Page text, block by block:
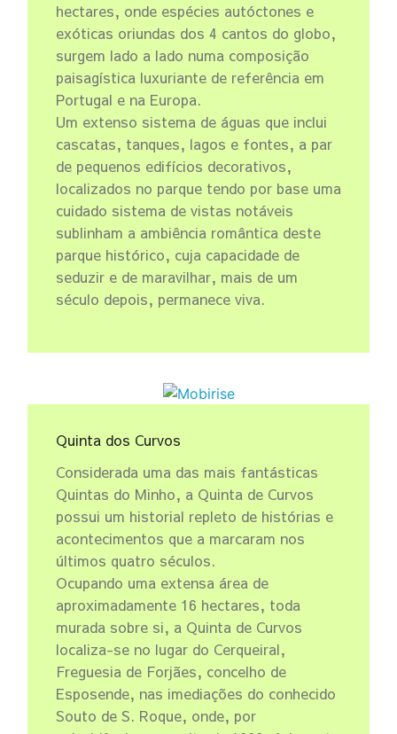
hectares, onde espécies autóctones e
exóticas oriundas dos 4 cantos do globo,
surgem lado a lado numa composição
paisagística luxuriante de referência em
Portugal e na Europa.
Um extenso sistema de águas que inclui
cascatas, tanques, lagos e fontes, a par
de pequenos edifícios decorativos,
localizados no parque tendo por base uma
cuidado sistema de vistas notáveis
sublinham a ambiência romântica deste
parque histórico, cuja capacidade de
seduzir e de maravilhar, mais de um
século depois, permanece viva.
Quinta dos Curvos
Considerada uma das mais fantásticas
Quintas do Minho, a Quinta de Curvos
possui um historial repleto de histórias e
acontecimentos que a marcaram nos
últimos quatro séculos.
Ocupando uma extensa área de
aproximadamente 16 hectares, toda
murada sobre si, a Quinta de Curvos
localiza-se no lugar do Cerqueiral,
Freguesia de Forjães, concelho de
Esposende, nas imediações do conhecido
Souto de S. Roque, onde, por